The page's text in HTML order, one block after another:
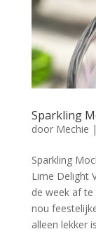
Sparkling
door Mechie |
Sparkling
Lime Delight
de week af
nou
alleen lekker